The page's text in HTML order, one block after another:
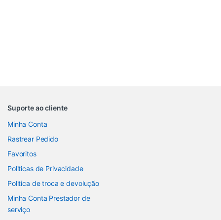
Suporte ao cliente
Minha Conta
Rastrear Pedido
Favoritos
Politicas de Privacidade
Politica de troca e devolução
Minha Conta Prestador de
serviço